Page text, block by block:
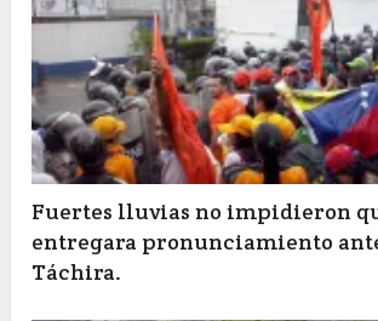
Fuertes lluvias no impidieron
entregara pronunciamiento
Táchira.